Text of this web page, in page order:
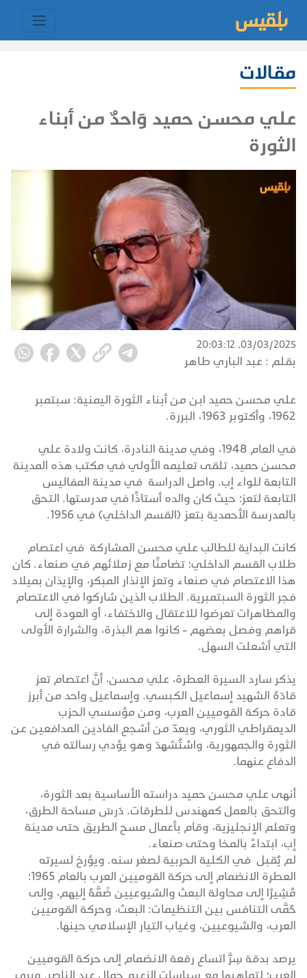
مقالات
علي محسن حميد وَاحدٌ من أبناء
الثورة
03/03/2025, 20:03:12
بقلم : عبد الباري طاهر
علي محسن حميد ابن من أبناء الثورة اليمنية: سبتمبر
1962، وأكتوبر 1963، البررة.
في العام 1948، وفي مدينة النادرة، كانت ولادة علي
محسن حميد، تلقى تعليمه الأولي في مكتب هذه المدينة
التابعة للواء إب. واصل الدراسة في مدينة المفاليس
التابعة لتعز؛ حيث كان والده أستاذًا في مدرستها. التحق
بالمدرسة الأحمدية بتعز (القسم الداخلي) في 1956.
كانت البداية للطالب علي محسن المشاركة في اعتصام
طلاب القسم الداخلي؛ تضامنًا مع زملائهم في صنعاء. كان
هذا الاعتصام في صنعاء وتعز الإنذار المبكر، والإيذان بميلاد
فجر الثورة السبتمبرية. الطلاب الذين شاركوا في الاعتصام
والمظاهرات تعرضوا للاعتقال والاختفاء، أو العودة إلى
قراهم وفصل بعضهم - كانوا هم البذرة، والشرارة الأولى
التي أشعلت السهل.
يذكر سارد السيرة العطرة، علي محسن، أنَّ اعتصام تعز
قادَهُ الشهيد إسماعيل الكبسي. وإسماعيل واحد من أبرز
قادة حركة القوميين العرب، ومن مؤسسي الحزب
الديمقراطي الثوري، ويعدّ من أشجع الفادين المدافعين عن
الثورة والجمهورية، واسْتُشهِدَ وهو يؤدي رسالته في
الدفاع عنهما.
أنهى علي محسن حميد دراسته الأساسية بعد الثورة،
والتحق بالعمل كمهندس للطرقات. دَرسَ مساحة الطرق،
وتعلم الإنجليزية، وقام بأعمال مسح الطريق حتى مدينة
إب، ابتداءً بالمخا وحتى صنعاء.
لم يُقبل في الكلية الحربية لصغر سنه. ويؤرخ لسيرته
العطرة الانضمام إلى حركة القوميين العرب بالعام 1965؛
مُشِيرًا إلى محاولة البعث والشيوعيين ضَمَّهُ إليهم، وإلى
حُمَّى التنافس بين التنظيمات: البعث، وحركة القوميين
العرب، والشيوعيين، وغياب التيار الإسلامي حينها.
يرصد بدقة سِرَّ اتساع رقعة الانضمام إلى حركة القوميين